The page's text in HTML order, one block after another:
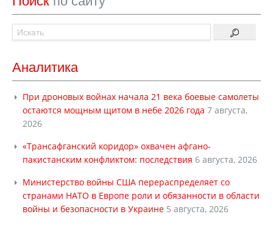
Аналитика
При дроновых войнах начала 21 века боевые самолеты
остаются мощным щитом в небе 2026 года 7 августа,
2026
«Трансафганский коридор» охвачен афгано-
пакистанским конфликтом: последствия 6 августа, 2026
Министерство войны США перераспределяет со
странами НАТО в Европе роли и обязанности в области
войны и безопасности в Украине 5 августа, 2026